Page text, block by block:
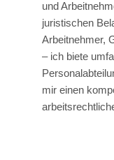
und
juristischen
Arbeitnehmer,
– ich biete
mir einen